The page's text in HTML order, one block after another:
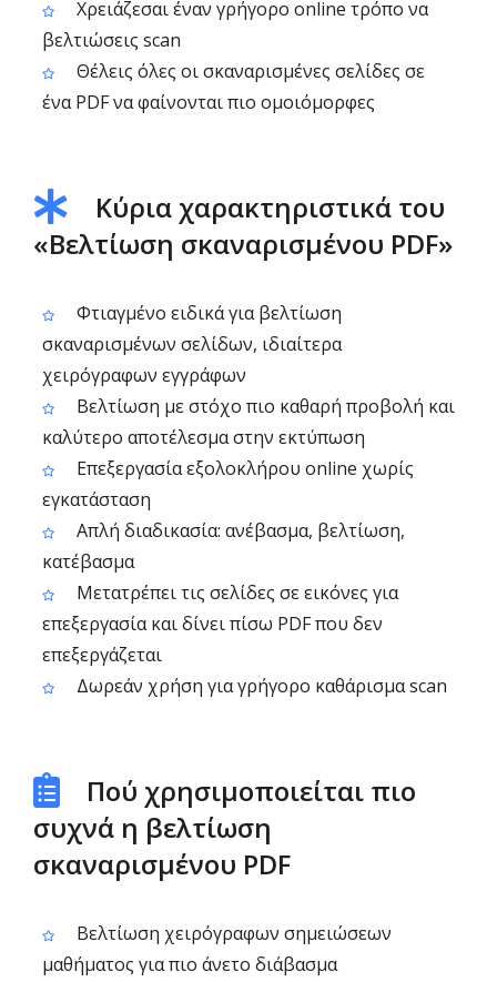
Χρειάζεσαι έναν γρήγορο online τρόπο να
βελτιώσεις scan
Θέλεις όλες οι σκαναρισμένες σελίδες σε
ένα PDF να φαίνονται πιο ομοιόμορφες
Κύρια χαρακτηριστικά του
«Βελτίωση σκαναρισμένου PDF»
Φτιαγμένο ειδικά για βελτίωση
σκαναρισμένων σελίδων, ιδιαίτερα
χειρόγραφων εγγράφων
Βελτίωση με στόχο πιο καθαρή προβολή και
καλύτερο αποτέλεσμα στην εκτύπωση
Επεξεργασία εξολοκλήρου online χωρίς
εγκατάσταση
Απλή διαδικασία: ανέβασμα, βελτίωση,
κατέβασμα
Μετατρέπει τις σελίδες σε εικόνες για
επεξεργασία και δίνει πίσω PDF που δεν
επεξεργάζεται
Δωρεάν χρήση για γρήγορο καθάρισμα scan
Πού χρησιμοποιείται πιο
συχνά η βελτίωση
σκαναρισμένου PDF
Βελτίωση χειρόγραφων σημειώσεων
μαθήματος για πιο άνετο διάβασμα